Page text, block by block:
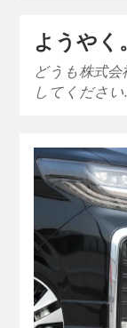
ようやく
どうも株式
してくださ